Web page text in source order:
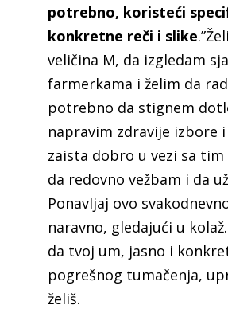
potrebno, koristeći
konkretne reči i slike
veličina M, da izgledam
farmerkama i želim da
potrebno da stignem
napravim zdravije izbore i
zaista dobro u vezi sa
da redovno vežbam i da
Ponavljaj ovo
naravno, gledajući u
da tvoj um, jasno i
pogrešnog tumačenja,
želiš.